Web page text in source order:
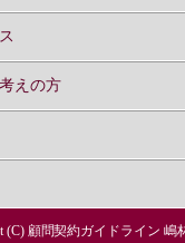
えの方
(C) 顧問契約ガイドライン 嶋